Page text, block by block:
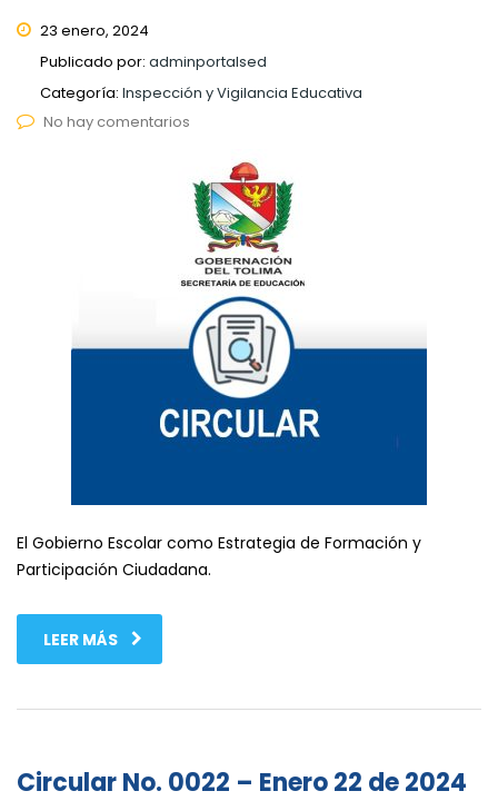
23 enero, 2024
Publicado por: adminportalsed
Categoría: Inspección y Vigilancia Educativa
No hay comentarios
El Gobierno Escolar como Estrategia de Formación y
Participación Ciudadana.
LEER MÁS
Circular No. 0022 – Enero 22 de 2024